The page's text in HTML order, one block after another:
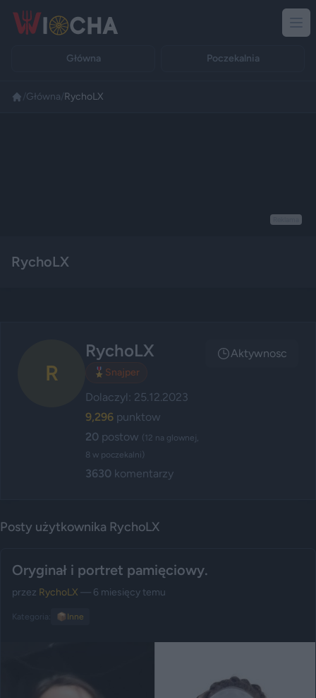
Główna Poczekalnia
Główna RychoLX
RychoLX
R
RychoLX
🎖️ Snajper
Dolaczyl: 25.12.2023
9,296 punktow
20 postow (12 na glownej,
8 w poczekalni)
3630 komentarzy
Aktywnosc
Posty użytkownika RychoLX
Oryginał i portret pamięciowy.
przez RychoLX — 6 miesięcy temu
Kategoria: 📦 Inne